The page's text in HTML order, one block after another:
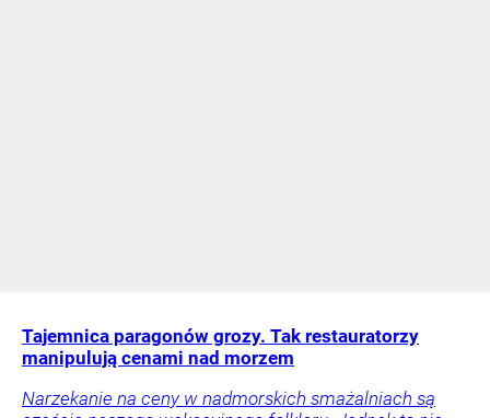
Tajemnica paragonów grozy. Tak restauratorzy
manipulują cenami nad morzem
Narzekanie na ceny w nadmorskich smażalniach są